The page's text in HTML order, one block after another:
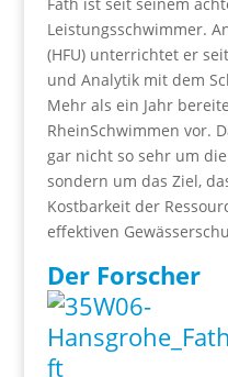
Leistungsschwimmer.
(HFU) unterrichtet er
und Analytik mit dem
Mehr als ein Jahr
RheinSchwimmen vor.
gar nicht so sehr um
sondern um das Ziel,
Kostbarkeit der
effektiven
Der Forscher